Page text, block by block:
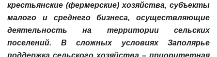
крестьянские (фермерские) хозяйства, субъекты
малого и среднего бизнеса, осуществляющие
деятельность на территории сельских
поселений. В сложных условиях Заполярье
поддержка сельского хозяйства – приоритетная